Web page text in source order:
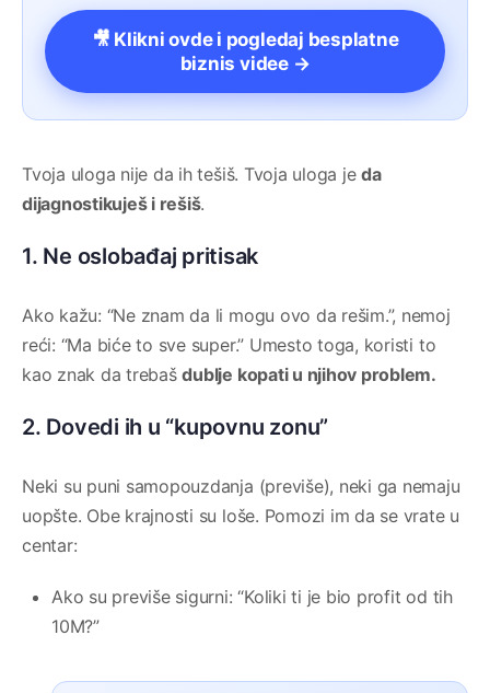
🎥 Klikni ovde i pogledaj besplatne
biznis videe →
Tvoja uloga nije da ih tešiš. Tvoja uloga jeda
dijagnostikuješ i rešiš.
1. Ne oslobađaj pritisak
Ako kažu: “Ne znam da li mogu ovo da rešim.”, nemoj
reći: “Ma biće to sve super.” Umesto toga, koristi to
kao znak da trebašdublje kopati u njihov problem.
2. Dovedi ih u “kupovnu zonu”
Neki su puni samopouzdanja (previše), neki ga nemaju
uopšte. Obe krajnosti su loše. Pomozi im da se vrate u
centar:
Ako su previše sigurni: “Koliki ti je bio profit od tih
10M?”